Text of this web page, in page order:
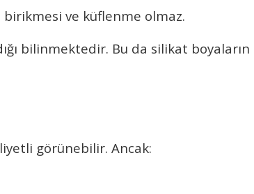
birikmesi ve küflenme olmaz.
bilinmektedir. Bu da silikat boyaların
görünebilir. Ancak: